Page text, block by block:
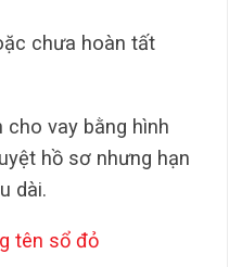
chưa hoàn tất
cho vay bằng hình
hồ sơ nhưng hạn
dài.
tên sổ đỏ